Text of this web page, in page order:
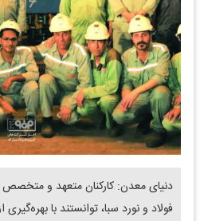
دنیای معدن: کارکنان متعهد و
فولاد و نورد سبا، توانستند با